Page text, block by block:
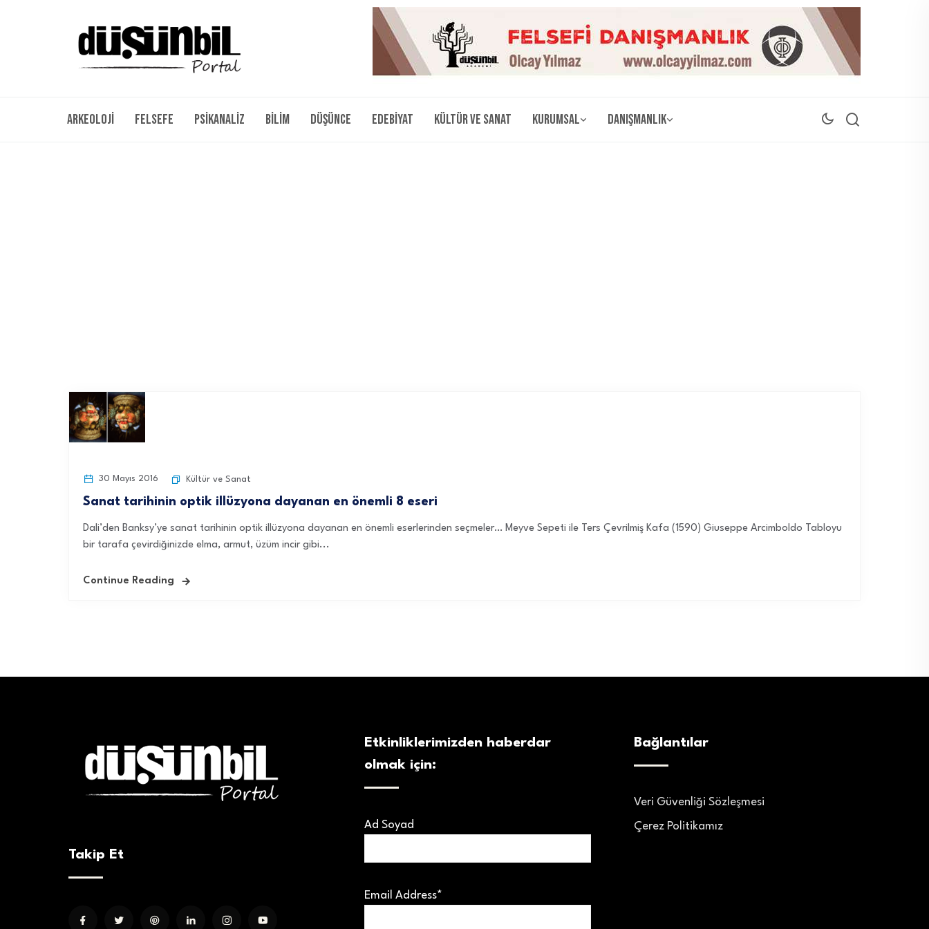
Arkeoloji Felsefe Psikanaliz Bilim Düşünce Edebiyat Kültür ve Sanat Kurumsal Danışmanlık
30 Mayıs 2016 Kültür ve Sanat
Sanat tarihinin optik illüzyona dayanan en önemli 8 eseri
Dali’den Banksy’ye sanat tarihinin optik illüzyona dayanan en önemli eserlerinden seçmeler… Meyve Sepeti ile Ters Çevrilmiş Kafa (1590) Giuseppe Arcimboldo Tabloyu
bir tarafa çevirdiğinizde elma, armut, üzüm incir gibi...
Continue Reading
Takip Et
Etkinliklerimizden haberdar
olmak için:
Ad Soyad
Email Address*
Bağlantılar
Veri Güvenliği Sözleşmesi
Çerez Politikamız